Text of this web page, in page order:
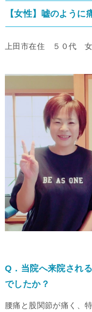
【女性】嘘のように
上田市在住 ５０代
Q．当院へ来院され
でしたか？
腰痛と股関節が痛く、